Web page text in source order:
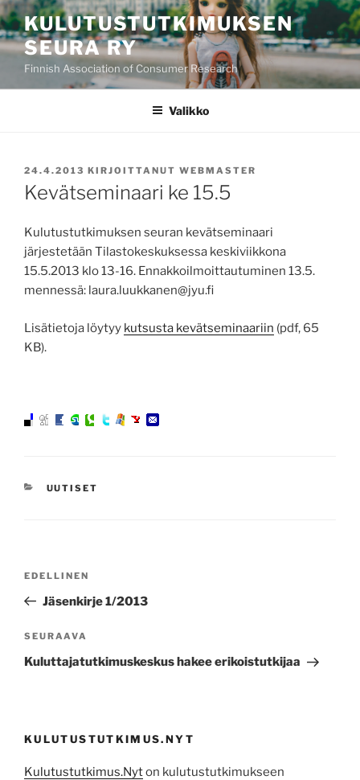
Siirry
sisältöönKULUTUSTUTKIMUKSEN
SEURA RY
Finnish Association of Consumer Research
Valikko
JULKAISTU
24.4.2013 KIRJOITTANUT WEBMASTER
Kevätseminaari ke 15.5
Kulutustutkimuksen seuran kevätseminaari
järjestetään Tilastokeskuksessa keskiviikkona
15.5.2013 klo 13-16. Ennakkoilmoittautuminen 13.5.
mennessä: laura.luukkanen@jyu.fi
Lisätietoja löytyy kutsusta kevätseminaariin (pdf, 65
KB).
KATEGORIAT
UUTISET
Edellinen
artikkeli
EDELLINEN
Jäsenkirje 1/2013
Seuraava
artikkeli
SEURAAVA
Kuluttajatutkimuskeskus hakee erikoistutkijaa
KULUTUSTUTKIMUS.NYT
Kulutustutkimus.Nyton kulutustutkimukseen